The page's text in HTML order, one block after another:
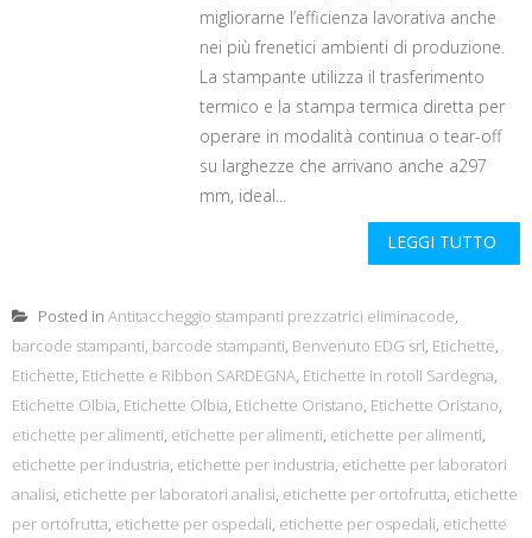
migliorarne l’efficienza lavorativa anche
nei più frenetici ambienti di produzione.
La stampante utilizza il trasferimento
termico e la stampa termica diretta per
operare in modalità continua o tear-off
su larghezze che arrivano anche a297
mm, ideal...
LEGGI TUTTO
Posted in Antitaccheggio stampanti prezzatrici eliminacode,
barcode stampanti, barcode stampanti, Benvenuto EDG srl, Etichette,
Etichette, Etichette e Ribbon SARDEGNA, Etichette in rotoli Sardegna,
Etichette Olbia, Etichette Olbia, Etichette Oristano, Etichette Oristano,
etichette per alimenti, etichette per alimenti, etichette per alimenti,
etichette per industria, etichette per industria, etichette per laboratori
analisi, etichette per laboratori analisi, etichette per ortofrutta, etichette
per ortofrutta, etichette per ospedali, etichette per ospedali, etichette